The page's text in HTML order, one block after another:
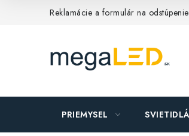
Reklamácie a formulár na
PRIEMYSEL SVIETIDLÁ